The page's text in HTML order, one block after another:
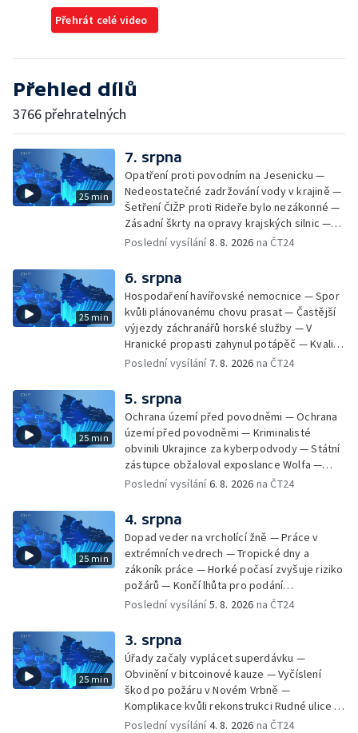
Přehrát celé video
Přehled dílů
3766 přehratelných
25 min
7. srpna
Opatření proti povodním na Jesenicku —
Nedeostatečné zadržování vody v krajině —
Šetření ČIŽP proti Rideře bylo nezákonné —
Zásadní škrty na opravy krajských silnic —
Zásadní škrty na opravy krajských silnic —
covidem — Úhyny ryb kvůli vysokým
teplotám — Problémy se zásobování vodou
v MS kraji nehrozí — testováním na
západonilskou horečku — Den židovských
památek
Poslední vysílání8. 8. 2026 na ČT24
25 min
6. srpna
Hospodaření havířovské nemocnice — Spor
kvůli plánovanému chovu prasat — Častější
výjezdy záchranářů horské služby — V
Hranické propasti zahynul potápěč — Kvalita
vody ke koupání — Zavlažování zeleniny v
Kempování v horkém počasí — Výběr ze
sociálních sítí Události Ostrava — Zkoumání
horka na zastávkách MHD — Promítání filmu
Odyssea z 35 mm pásu
Poslední vysílání 7. 8. 2026 na ČT24
25 min
5. srpna
Ochrana území před povodněmi — Ochrana
území před povodněmi — Kriminalisté
obvinili Ukrajince za kyberpodvody — Státní
zástupce obžaloval exposlance Wolfa —
Péče o hospodářská zvířata ve vedrech —
depozitu Vlastivědného muzea Olomouc —
Zakládání nových dětských skupin — Výběr
ze sociálních sítí Události Ostrava — Tresty
pro fotbalisty za korupci — Po stopách
Gebharda Blüchera
Poslední vysílání6. 8. 2026 na ČT24
25 min
4. srpna
Dopad veder na vrcholící žně — Práce v
extrémních vedrech — Tropické dny a
zákoník práce — Horké počasí zvyšuje riziko
požárů — Končí lhůta pro podání
kandidátních listin — Končí lhůta pro podání
rozsudek v lihové kauze — Výročí
zavraždění Václava III. v Olomouci — Těžba
unikátní rašeliny pro lázně v Karlově
Studánce — Výběr ze sociálních sítí ČT —
Nový program pro léčbu obezity —
Olomoucké (nejen) shakespearovské léto
Poslední vysílání5. 8. 2026 na ČT24
25 min
3. srpna
Úřady začaly vyplácet superdávku —
Obvinění v bitcoinové kauze — Vyčíslení
škod po požáru v Novém Vrbně —
Komplikace kvůli rekonstrukci Rudné ulice —
Nárůst zájmu o klimatizace — Výluka vlaků
Poslední vysílání4. 8. 2026 na ČT24